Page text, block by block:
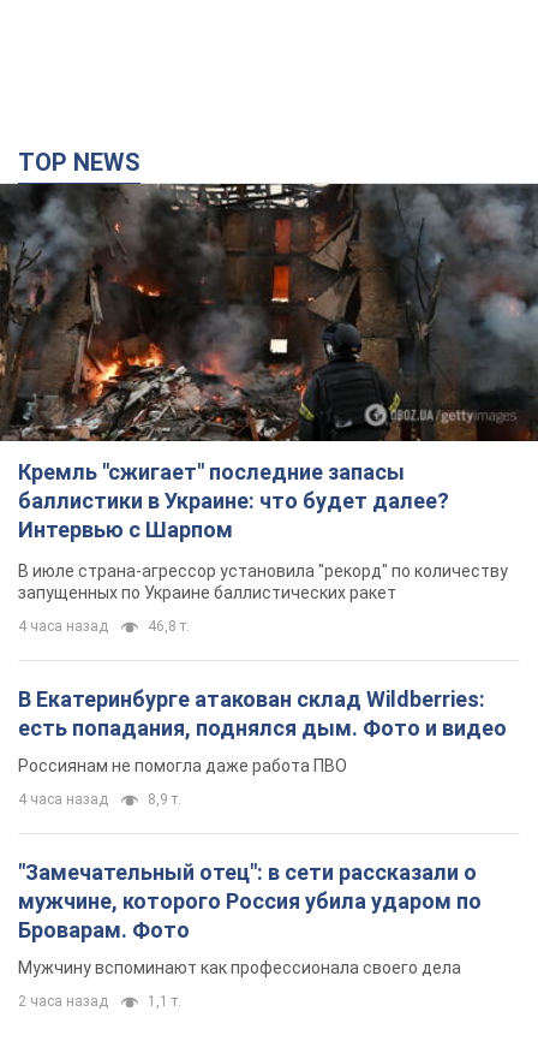
Кремль "сжигает" последние запасы
баллистики в Украине: что будет далее?
Интервью с Шарпом
В июле страна-агрессор установила "рекорд" по количеству
запущенных по Украине баллистических ракет
4 часа назад
В Екатеринбурге атакован склад Wildberries:
есть попадания, поднялся дым. Фото и видео
4 часа назад
"Замечательный отец": в сети рассказали о
мужчине, которого Россия убила ударом по
Броварам. Фото
2 часа назад